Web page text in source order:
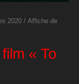
2020 / Affiche de
« To